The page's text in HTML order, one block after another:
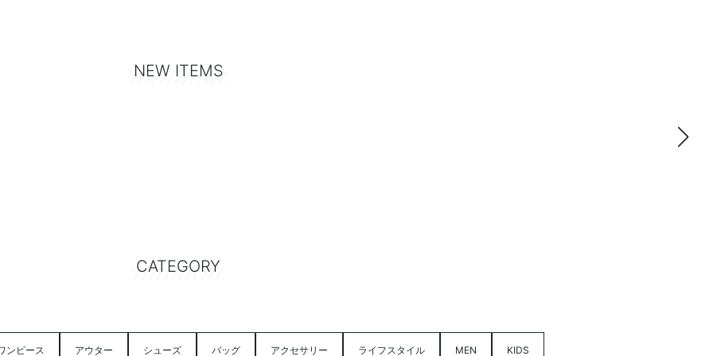
NEW ITEMS
CATEGORY
ンピース アウター シューズ バッグ アクセサリー ライフスタイル MEN KIDS